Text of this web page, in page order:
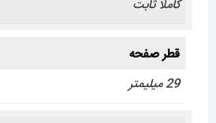
کاملا ثابت
قطر صفحه
29 میلیمتر